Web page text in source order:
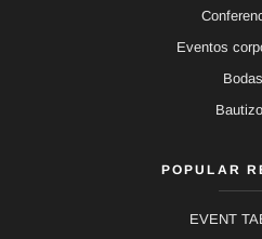
Eventos
Bodas
POPULAR
EVENT